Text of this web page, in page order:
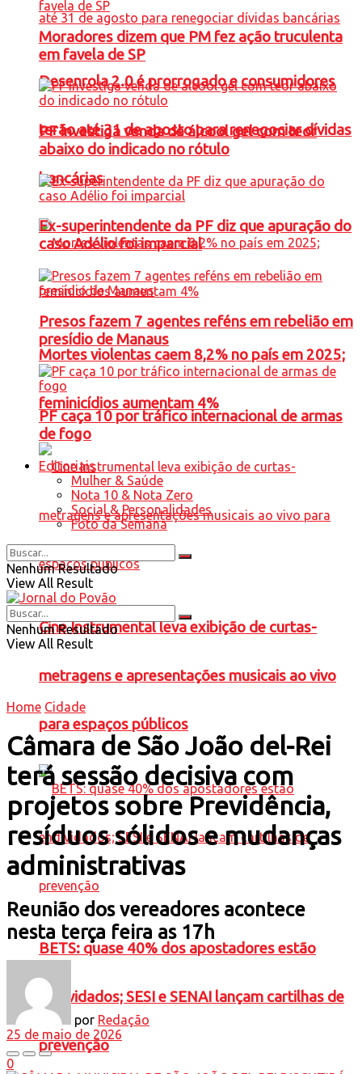
Desenrola 2.0 é prorrogado e consumidores
terão até 31 de agosto para renegociar dívidas
bancárias
Mortes violentas caem 8,2% no país em 2025;
feminicídios aumentam 4%
Cine Instrumental leva exibição de curtas-
metragens e apresentações musicais ao vivo
para espaços públicos
BETS: quase 40% dos apostadores estão
endividados; SESI e SENAI lançam cartilhas de
prevenção
Moradores dizem que PM fez ação truculenta
em favela de SP
PF investiga venda de álcool gel com teor
abaixo do indicado no rótulo
Ex-superintendente da PF diz que apuração do
caso Adélio foi imparcial
Presos fazem 7 agentes reféns em rebelião em
presídio de Manaus
PF caça 10 por tráfico internacional de armas
de fogo
Editoriais
Mulher & Saúde
Nota 10 & Nota Zero
Social & Personalidades
Foto da Semana
Nenhum Resultado
View All Result
Nenhum Resultado
View All Result
Home Cidade
Câmara de São João del-Rei
terá sessão decisiva com
projetos sobre Previdência,
resíduos sólidos e mudanças
administrativas
Reunião dos vereadores acontece
nesta terça feira as 17h
por Redação
25 de maio de 2026
0